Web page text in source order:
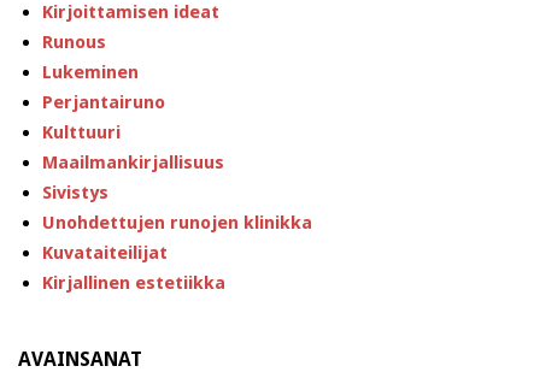
Kirjoittamisen ideat
Runous
Lukeminen
Perjantairuno
Kulttuuri
Maailmankirjallisuus
Sivistys
Unohdettujen runojen klinikka
Kuvataiteilijat
Kirjallinen estetiikka
AVAINSANAT